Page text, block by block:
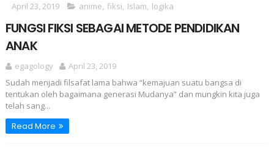
April 23, 2019 anime fiksi Islam logika
FUNGSI FIKSI SEBAGAI METODE PENDIDIKAN
ANAK
egagology
April 23, 2019
Sudah menjadi filsafat lama bahwa “kemajuan suatu bangsa di
tentukan oleh bagaimana generasi Mudanya” dan mungkin kita juga
telah sang...
Read More